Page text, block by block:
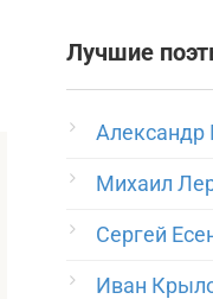
Лучшие
Александр
Михаил
Сергей
Иван